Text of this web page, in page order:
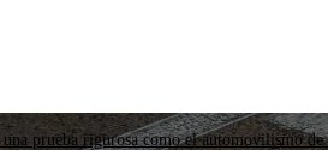
prueba rigurosa como el automovilismo